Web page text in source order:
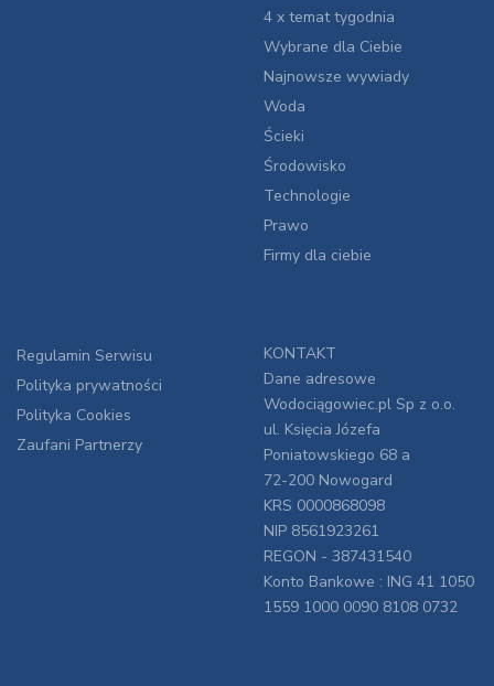
4 x temat tygodnia
Wybrane dla Ciebie
Najnowsze wywiady
Woda
Ścieki
Środowisko
Technologie
Prawo
Firmy dla ciebie
Regulamin Serwisu
Polityka prywatności
Polityka Cookies
Zaufani Partnerzy
KONTAKT
Dane adresowe
Wodociągowiec.pl Sp z o.o.
ul. Księcia Józefa
Poniatowskiego 68 a
72-200 Nowogard
KRS 0000868098
NIP 8561923261
REGON - 387431540
Konto Bankowe : ING 41 1050
1559 1000 0090 8108 0732